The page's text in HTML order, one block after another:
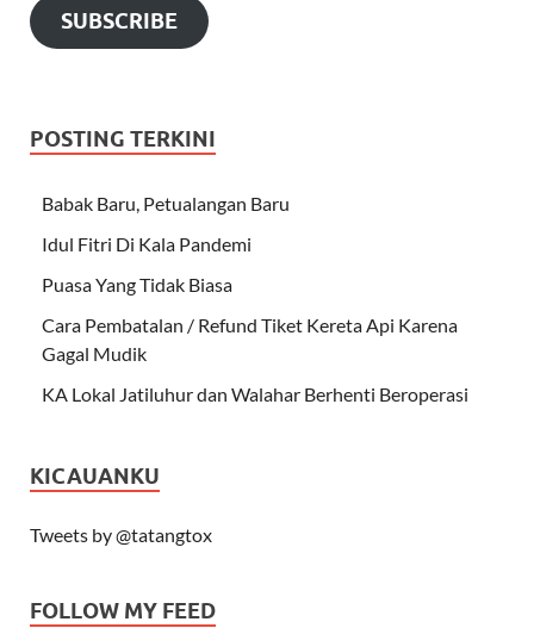
SUBSCRIBE
POSTING TERKINI
Babak Baru, Petualangan Baru
Idul Fitri Di Kala Pandemi
Puasa Yang Tidak Biasa
Cara Pembatalan / Refund Tiket Kereta Api Karena
Gagal Mudik
KA Lokal Jatiluhur dan Walahar Berhenti Beroperasi
KICAUANKU
Tweets by @tatangtox
FOLLOW MY FEED